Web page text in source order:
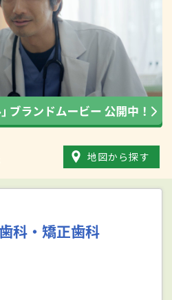
地図から探す
科・矯正歯科